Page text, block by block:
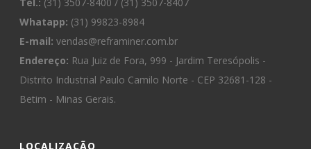
Tel.: (31) 3507-8400 / (31) 3507-8407
Whatapp: (31) 99823-8984
E-mail: vendas@reframiner.com.br
Endereço: Rua Juiz de Fora, 999 - Jardim Teresópolis -
Distrito Industrial Paulo Camilo Norte - CEP 32681-128 -
Betim - Minas Gerais.
LOCALIZAÇÃO